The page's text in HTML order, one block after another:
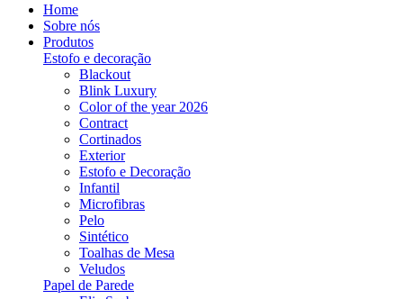
Home
Sobre nós
Produtos
Estofo e decoração
Blackout
Blink Luxury
Color of the year 2026
Contract
Cortinados
Exterior
Estofo e Decoração
Infantil
Microfibras
Pelo
Sintético
Toalhas de Mesa
Veludos
Papel de Parede